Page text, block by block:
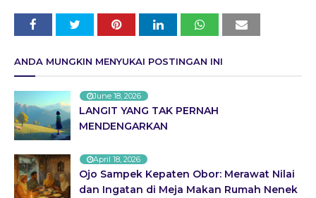
ANDA MUNGKIN MENYUKAI POSTINGAN INI
June 18, 2026
LANGIT YANG TAK PERNAH
MENDENGARKAN
April 18, 2026
Ojo Sampek Kepaten Obor: Merawat Nilai
dan Ingatan di Meja Makan Rumah Nenek